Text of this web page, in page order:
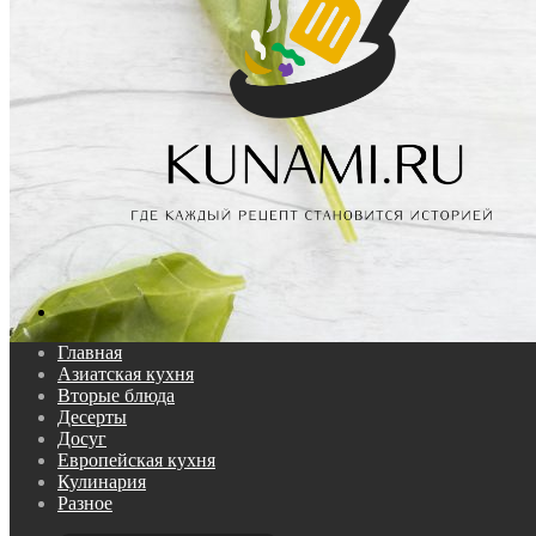
Поиск...
Главная
Азиатская кухня
Вторые блюда
Десерты
Досуг
Европейская кухня
Кулинария
Разное